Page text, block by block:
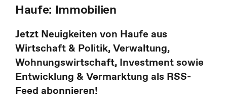
Haufe: Immobilien
Jetzt Neuigkeiten von Haufe aus
Wirtschaft & Politik, Verwaltung,
Wohnungswirtschaft, Investment sowie
Entwicklung & Vermarktung als RSS-
Feed abonnieren!